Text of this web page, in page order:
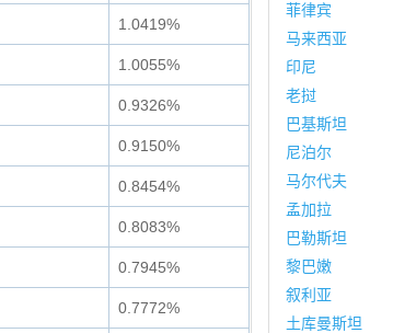
1.0419%
1.0055%
0.9326%
0.9150%
0.8454%
0.8083%
0.7945%
0.7772%
菲律宾
马来西亚
印尼
老挝
巴基斯坦
尼泊尔
马尔代夫
孟加拉
巴勒斯坦
黎巴嫩
叙利亚
土库曼斯坦